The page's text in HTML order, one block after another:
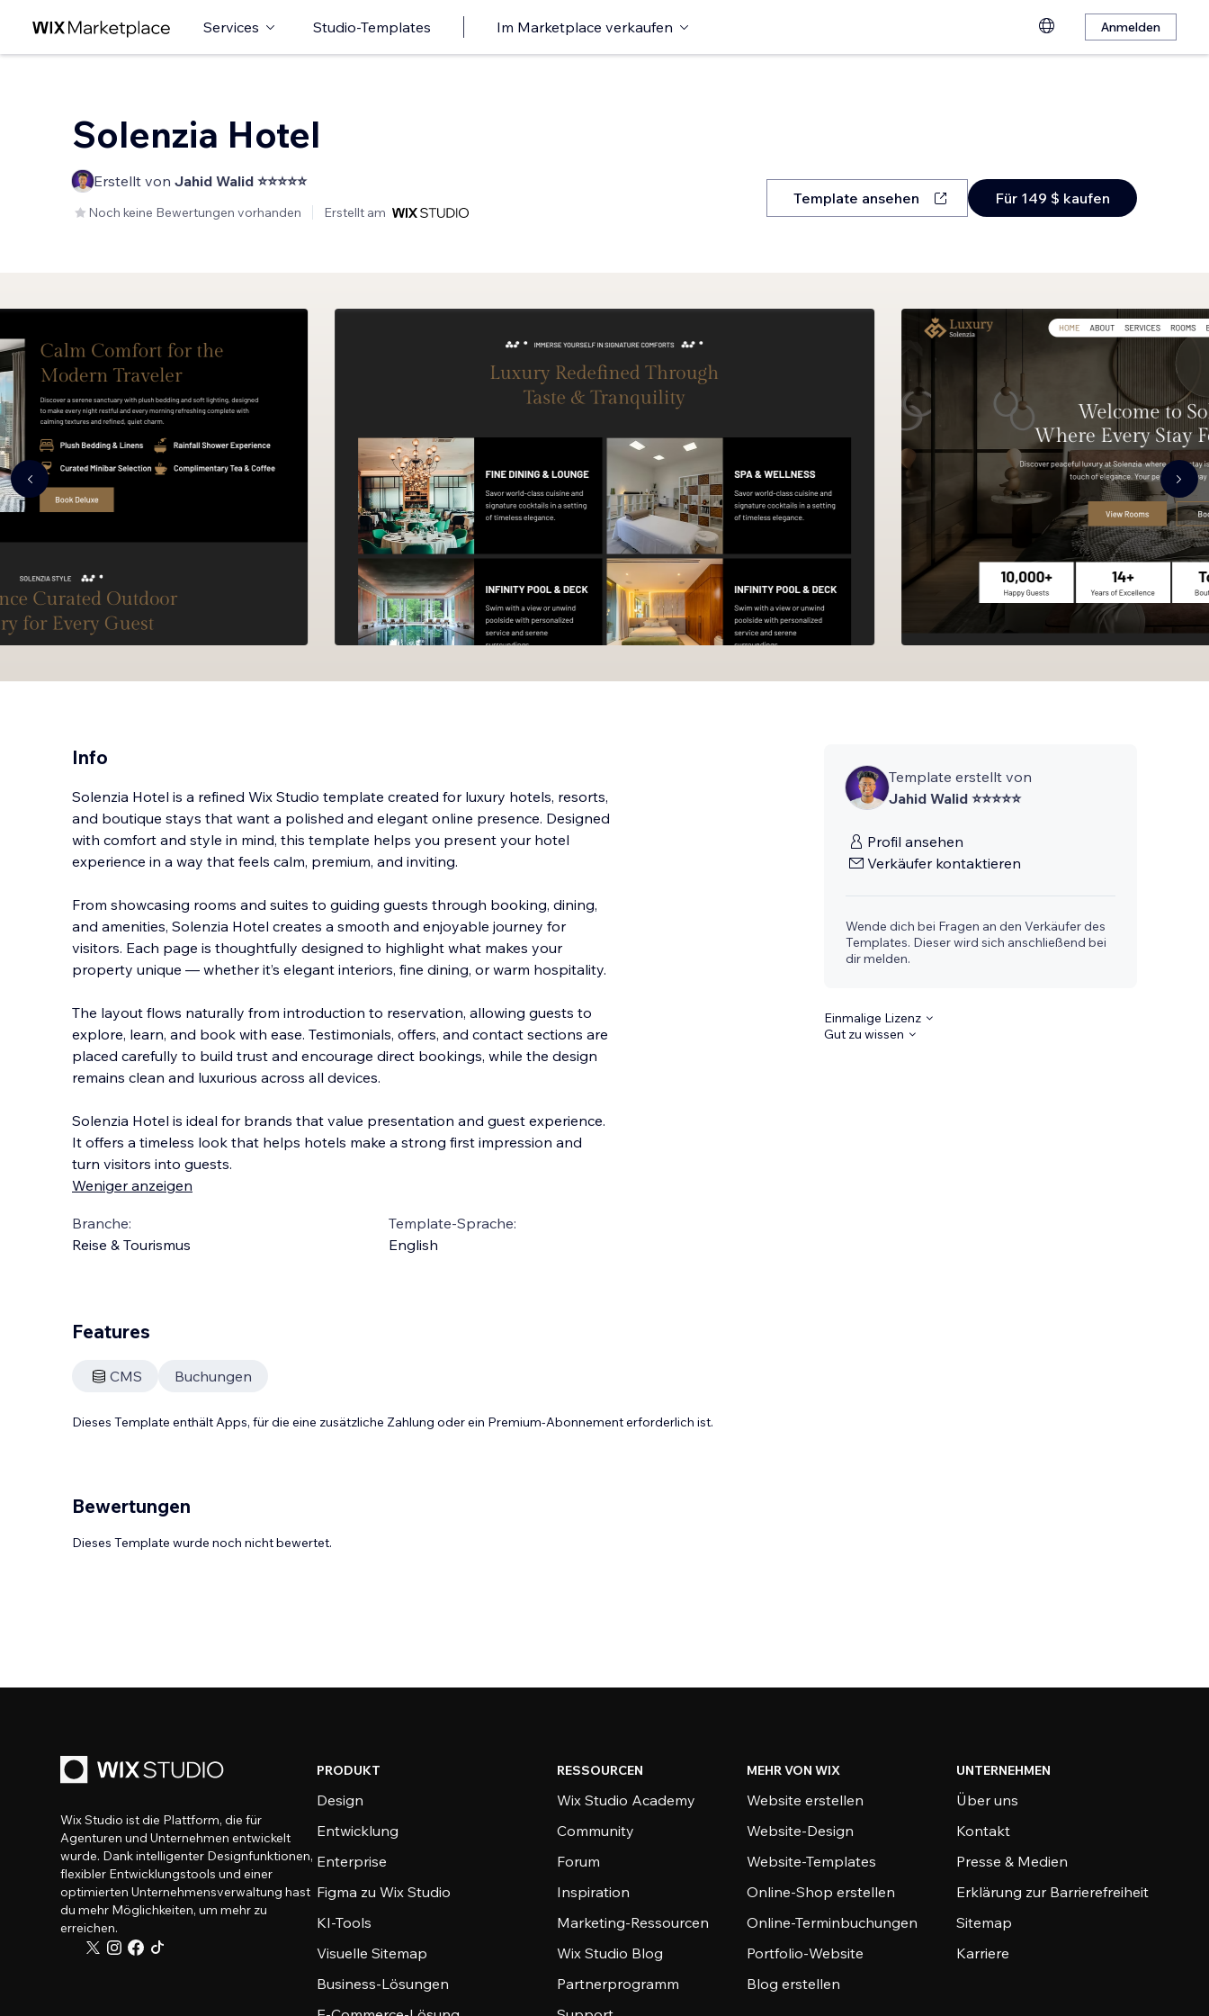
Services Studio-Templates Im Marketplace verkaufen Anmelden
Solenzia Hotel
Erstellt von Jahid Walid ⭐⭐⭐⭐⭐
Noch keine Bewertungen vorhanden Erstellt am
Template ansehen Für 149 $ kaufen
Info
Solenzia Hotel is a refined Wix Studio template created for luxury hotels, resorts,
and boutique stays that want a polished and elegant online presence. Designed
with comfort and style in mind, this template helps you present your hotel
experience in a way that feels calm, premium, and inviting.
From showcasing rooms and suites to guiding guests through booking, dining,
and amenities, Solenzia Hotel creates a smooth and enjoyable journey for
visitors. Each page is thoughtfully designed to highlight what makes your
property unique — whether it’s elegant interiors, fine dining, or warm hospitality.
The layout flows naturally from introduction to reservation, allowing guests to
explore, learn, and book with ease. Testimonials, offers, and contact sections are
placed carefully to build trust and encourage direct bookings, while the design
remains clean and luxurious across all devices.
Solenzia Hotel is ideal for brands that value presentation and guest experience.
It offers a timeless look that helps hotels make a strong first impression and
turn visitors into guests.
Weniger anzeigen
Branche:
Reise & Tourismus
Template-Sprache:
English
Template erstellt von
Jahid Walid ⭐⭐⭐⭐⭐
Profil ansehen
Verkäufer kontaktieren
Wende dich bei Fragen an den Verkäufer des
Templates. Dieser wird sich anschließend bei
dir melden.
Einmalige Lizenz
Gut zu wissen
Features
CMS Buchungen
Dieses Template enthält Apps, für die eine zusätzliche Zahlung oder ein Premium-Abonnement erforderlich ist.
Bewertungen
Dieses Template wurde noch nicht bewertet.
Wix Studio ist die Plattform, die für
Agenturen und Unternehmen entwickelt
wurde. Dank intelligenter Designfunktionen,
flexibler Entwicklungstools und einer
optimierten Unternehmensverwaltung hast
du mehr Möglichkeiten, um mehr zu
erreichen.
PRODUKT
Design
Entwicklung
Enterprise
Figma zu Wix Studio
KI-Tools
Visuelle Sitemap
Business-Lösungen
RESSOURCEN
Wix Studio Academy
Community
Forum
Inspiration
Marketing-Ressourcen
Wix Studio Blog
Partnerprogramm
MEHR VON WIX
Website erstellen
Website-Design
Website-Templates
Online-Shop erstellen
Online-Terminbuchungen
Portfolio-Website
Blog erstellen
UNTERNEHMEN
Über uns
Kontakt
Presse & Medien
Erklärung zur Barrierefreiheit
Sitemap
Karriere